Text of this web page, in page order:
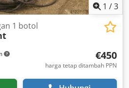
1 /3
1 botol
€450
harga tetap ditambah PPN